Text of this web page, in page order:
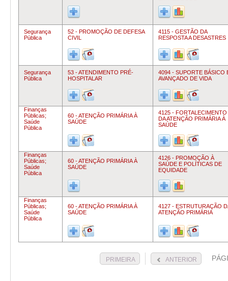
Segurança
Pública
52 - PROMOÇÃO DE DEFESA
CIVIL
4115 - GESTÃO DA
RESPOSTA A DESASTRES
Segurança
Pública
53 - ATENDIMENTO PRÉ-
HOSPITALAR
4094 - SUPORTE BÁSICO
AVANÇADO DE VIDA
Finanças
Públicas;
Saúde
Pública
60 - ATENÇÃO PRIMÁRIA À
SAÚDE
4125 - FORTALECIMENTO
DA ATENÇÃO PRIMÁRIA À
SAÚDE
Finanças
Públicas;
Saúde
Pública
60 - ATENÇÃO PRIMÁRIA À
SAÚDE
4126 - PROMOÇÃO À
SAÚDE E POLÍTICAS DE
EQUIDADE
Finanças
Públicas;
Saúde
Pública
60 - ATENÇÃO PRIMÁRIA À
SAÚDE
4127 - ESTRUTURAÇÃO
ATENÇÃO PRIMÁRIA
PRIMEIRA ANTERIOR